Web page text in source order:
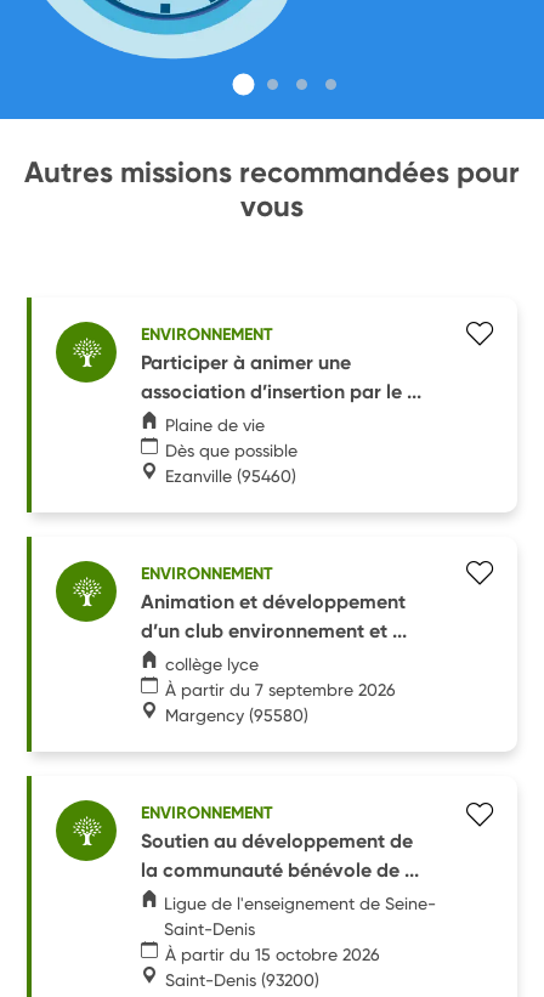
Autres missions recommandées pour
vous
ENVIRONNEMENT
Participer à animer une
association d’insertion par le ...
Plaine de vie
Dès que possible
Ezanville (95460)
ENVIRONNEMENT
Animation et développement
d’un club environnement et ...
collège lyce
À partir du 7 septembre 2026
Margency (95580)
ENVIRONNEMENT
Soutien au développement de
la communauté bénévole de ...
Ligue de l'enseignement de Seine-
Saint-Denis
À partir du 15 octobre 2026
Saint-Denis (93200)